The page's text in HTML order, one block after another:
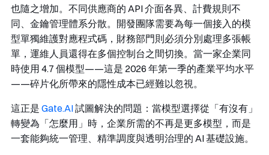
也隨之增加。不同供應商的 API 介面各異、計費規則不
同、金鑰管理體系分散。開發團隊需要為每一個接入的模
型單獨維護對應程式碼，財務部門則必須分別處理多張帳
單，運維人員還得在多個控制台之間切換。當一家企業同
時使用 4.7 個模型——這是 2026 年第一季的產業平均水平
——碎片化所帶來的隱性成本已經難以忽視。
這正是 Gate.AI試圖解決的問題：當模型選擇從「有沒有」
轉變為「怎麼用」時，企業所需的不再是更多模型，而是
一套能夠統一管理、精準調度與透明治理的 AI 基礎設施。